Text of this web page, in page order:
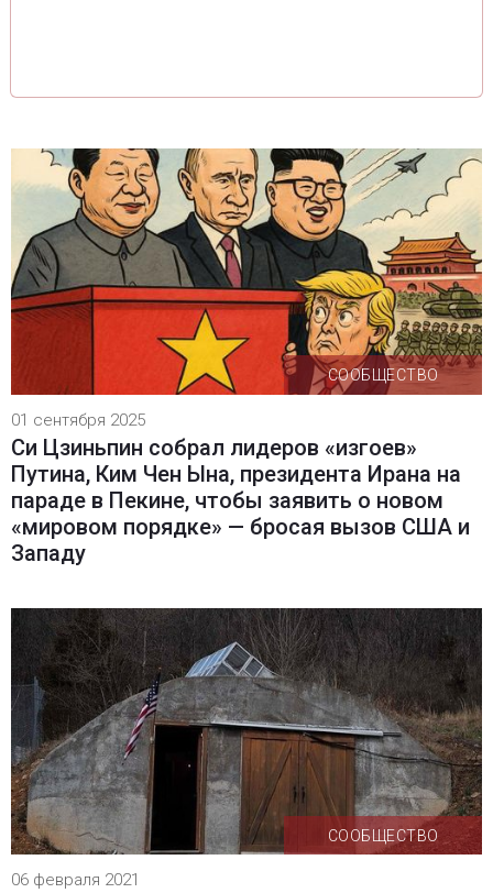
СООБЩЕСТВО
01 сентября 2025
Си Цзиньпин собрал лидеров «изгоев»
Путина, Ким Чен Ына, президента Ирана на
параде в Пекине, чтобы заявить о новом
«мировом порядке» — бросая вызов США и
Западу
СООБЩЕСТВО
06 февраля 2021